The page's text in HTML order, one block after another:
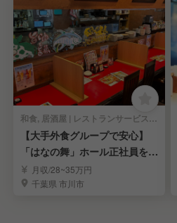
和食, 居酒屋 | レストランサービス・ホールスタッフ
【大手外食グループで安心】
「はなの舞」ホール正社員を募
集 月収/28~35万円
千葉県 市川市